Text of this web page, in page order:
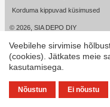
Veebilehe sirvimise
(cookies). Jätkates meie
kasutamisega.
Nõustun Ei nõustu
Korduma kippuvad küsimused
© 2026, SIA DEPO DIY